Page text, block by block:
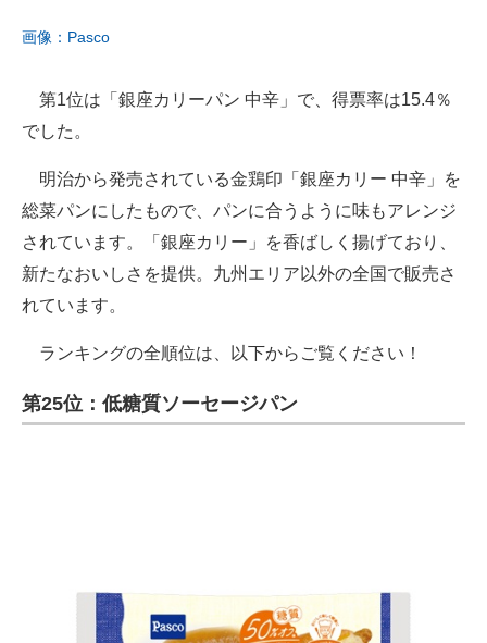
画像：Pasco
第1位は「銀座カリーパン 中辛」で、得票率は15.4％
でした。
明治から発売されている金鶏印「銀座カリー 中辛」を
総菜パンにしたもので、パンに合うように味もアレンジ
されています。「銀座カリー」を香ばしく揚げており、
新たなおいしさを提供。九州エリア以外の全国で販売さ
れています。
ランキングの全順位は、以下からご覧ください！
第25位：低糖質ソーセージパン